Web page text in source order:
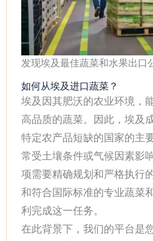
如何从埃及进口蔬菜？
埃及因其肥沃的农业环境，
高品质的蔬菜。因此，埃及
特定农产品短缺的国家的主
常受土壤条件或气候因素影
项需要精确规划和严格执行
和符合国际标准的专业蔬菜
利完成这一任务。
在此背景下，我们的平台是